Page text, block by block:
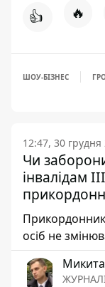
👍 🔥
ШОУ-БІЗНЕС
12:47, 30 грудня
Чи
інвалідам
осіб не